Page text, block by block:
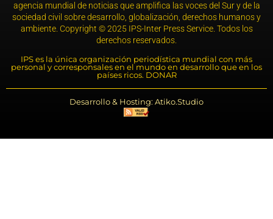
agencia mundial de noticias que amplifica las voces del Sur y de la
sociedad civil sobre desarrollo, globalización, derechos humanos y
ambiente. Copyright © 2025 IPS-Inter Press Service. Todos los
derechos reservados.
IPS es la única organización periodística mundial con más
personal y corresponsales en el mundo en desarrollo que en los
países ricos. DONAR
Desarrollo & Hosting: Atiko.Studio